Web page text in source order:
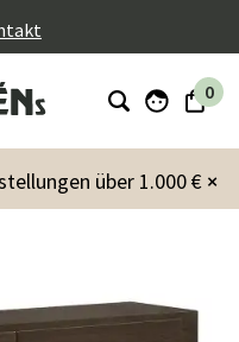
0
×
über 1.000 €